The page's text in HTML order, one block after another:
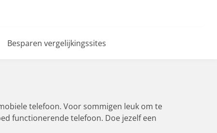
Besparen vergelijkingssites
telefoon. Voor sommigen leuk om te
functionerende telefoon. Doe jezelf een